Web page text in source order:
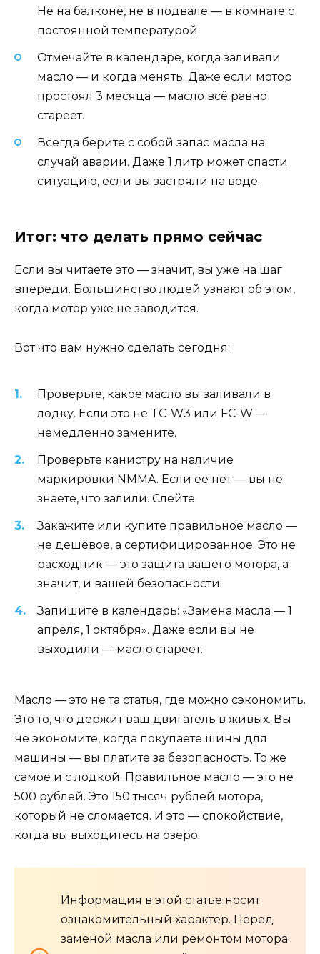
Не на балконе, не в подвале — в комнате с
постоянной температурой.
Отмечайте в календаре, когда заливали
масло — и когда менять. Даже если мотор
простоял 3 месяца — масло всё равно
стареет.
Всегда берите с собой запас масла на
случай аварии. Даже 1 литр может спасти
ситуацию, если вы застряли на воде.
Итог: что делать прямо сейчас
Если вы читаете это — значит, вы уже на шаг
впереди. Большинство людей узнают об этом,
когда мотор уже не заводится.
Вот что вам нужно сделать сегодня:
Проверьте, какое масло вы заливали в
лодку. Если это не TC-W3 или FC-W —
немедленно замените.
Проверьте канистру на наличие
маркировки NMMA. Если её нет — вы не
знаете, что залили. Слейте.
Закажите или купите правильное масло —
не дешёвое, а сертифицированное. Это не
расходник — это защита вашего мотора, а
значит, и вашей безопасности.
Запишите в календарь: «Замена масла — 1
апреля, 1 октября». Даже если вы не
выходили — масло стареет.
Масло — это не та статья, где можно сэкономить.
Это то, что держит ваш двигатель в живых. Вы
не экономите, когда покупаете шины для
машины — вы платите за безопасность. То же
самое и с лодкой. Правильное масло — это не
500 рублей. Это 150 тысяч рублей мотора,
который не сломается. И это — спокойствие,
когда вы выходитесь на озеро.
Информация в этой статье носит
ознакомительный характер. Перед
заменой масла или ремонтом мотора